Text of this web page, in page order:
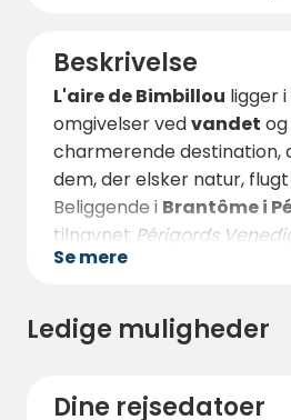
Beskrivelse
L'aire de Bimbillou ligger
omgivelser vedvandet
charmerende destination,
dem, der elsker natur,
Beliggende i Brantôme i
tilnavnet Périgords
autocamperpark en enkel,
Der er masser afenkelt-
Området eruden
Se mere
Ledige muligheder
Dine rejsedatoer